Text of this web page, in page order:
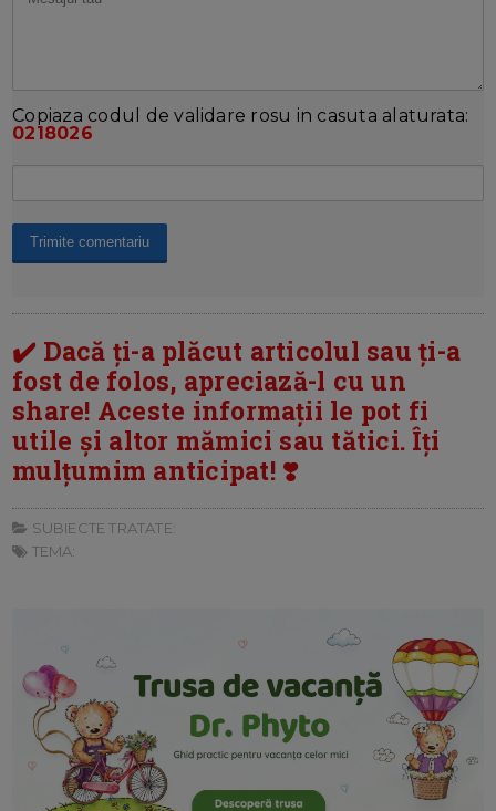
Copiaza codul de validare rosu in casuta alaturata:
0218026
✔️ Dacă ți-a plăcut articolul sau ți-a
fost de folos, apreciază-l cu un
share! Aceste informații le pot fi
utile și altor mămici sau tătici. Îți
mulțumim anticipat! ❣️
SUBIECTE TRATATE:
TEMA: